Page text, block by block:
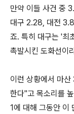
만약 이들 사건 중
대구 2.28, 대전
죠. 특히 대구는 '최
촉발시킨 도화선이
이런 상황에서 마
한다"고 목소리를
1에 대해 그동안 이